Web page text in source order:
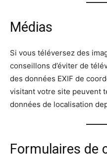
Médias
Si vous téléversez des
conseillons d’éviter de
des données EXIF de
visitant votre site peuvent
données de localisation
Formulaires de